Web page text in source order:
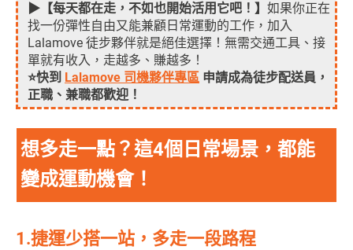
▶【每天都在走，不如也開始活用它吧！】 如果你正在
找一份彈性自由又能兼顧日常運動的工作，加入
Lalamove 徒步夥伴就是絕佳選擇！無需交通工具、接
單就有收入，走越多、賺越多！
⭐快到 Lalamove 司機夥伴專區 申請成為徒步配送員，
正職、兼職都歡迎！
想多走一點？這4個日常場景，都能
變成運動機會！
1.捷運少搭一站，多走一段路程